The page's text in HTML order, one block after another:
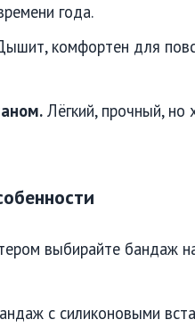
года.
комфортен для
Лёгкий, прочный, но
выбирайте бандаж
с силиконовыми